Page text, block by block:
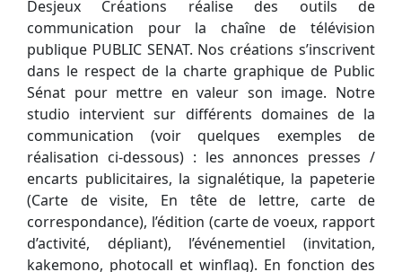
Desjeux Créations réalise des outils de
communication pour la chaîne de télévision
publique PUBLIC SENAT. Nos créations s’inscrivent
dans le respect de la charte graphique de Public
Sénat pour mettre en valeur son image. Notre
studio intervient sur différents domaines de la
communication (voir quelques exemples de
réalisation ci-dessous) : les annonces presses /
encarts publicitaires, la signalétique, la papeterie
(Carte de visite, En tête de lettre, carte de
correspondance), l’édition (carte de voeux, rapport
d’activité, dépliant), l’événementiel (invitation,
kakemono, photocall et winflag). En fonction des